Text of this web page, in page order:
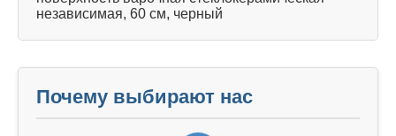
независимая, 60 см, черный
Почему выбирают нас